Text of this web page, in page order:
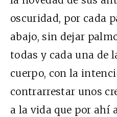
oscuridad, por cada
abajo, sin dejar
todas y cada una de
cuerpo, con la
contrarrestar unos
a la vida que por ahí